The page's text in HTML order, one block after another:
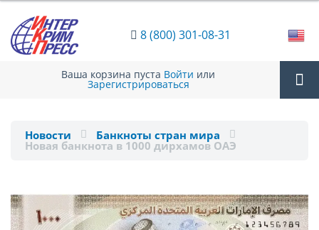
8 (800) 301-08-31
Ваша корзина пуста Войти или
Зарегистрироваться
Новости Банкноты стран мира
Новая банкнота в 1000 дирхамов ОАЭ